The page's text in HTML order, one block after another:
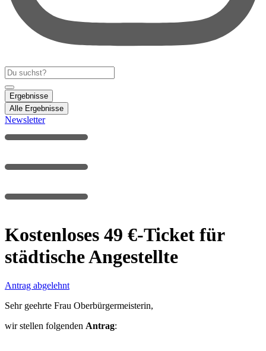
Search
...
Ergebnisse
Alle Ergebnisse
Newsletter
Kostenloses 49 €-Ticket für
städtische Angestellte
Antrag abgelehnt
Sehr geehrte Frau Oberbürgermeisterin,
wir stellen folgenden Antrag: